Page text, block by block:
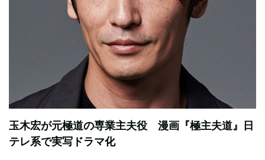
玉木宏が元極道の専業主夫役 漫画『極主夫道』日
テレ系で実写ドラマ化